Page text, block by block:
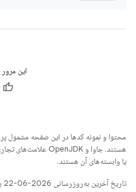
این
محتوا و نمونه کدها در این صفحه مشمول
یا وابسته‌های آن هستند.
تاریخ آخرین به‌روزرسانی 2026-06-22 به‌وقت ساعت هماهنگ جهانی.